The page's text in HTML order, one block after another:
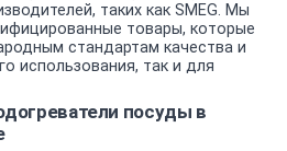
таких как SMEG. Мы
товары, которые
стандартам качества и
использования, так и для
посуды в